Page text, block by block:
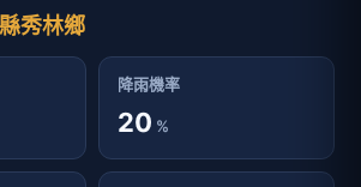
秀林鄉
降雨機率
20 %